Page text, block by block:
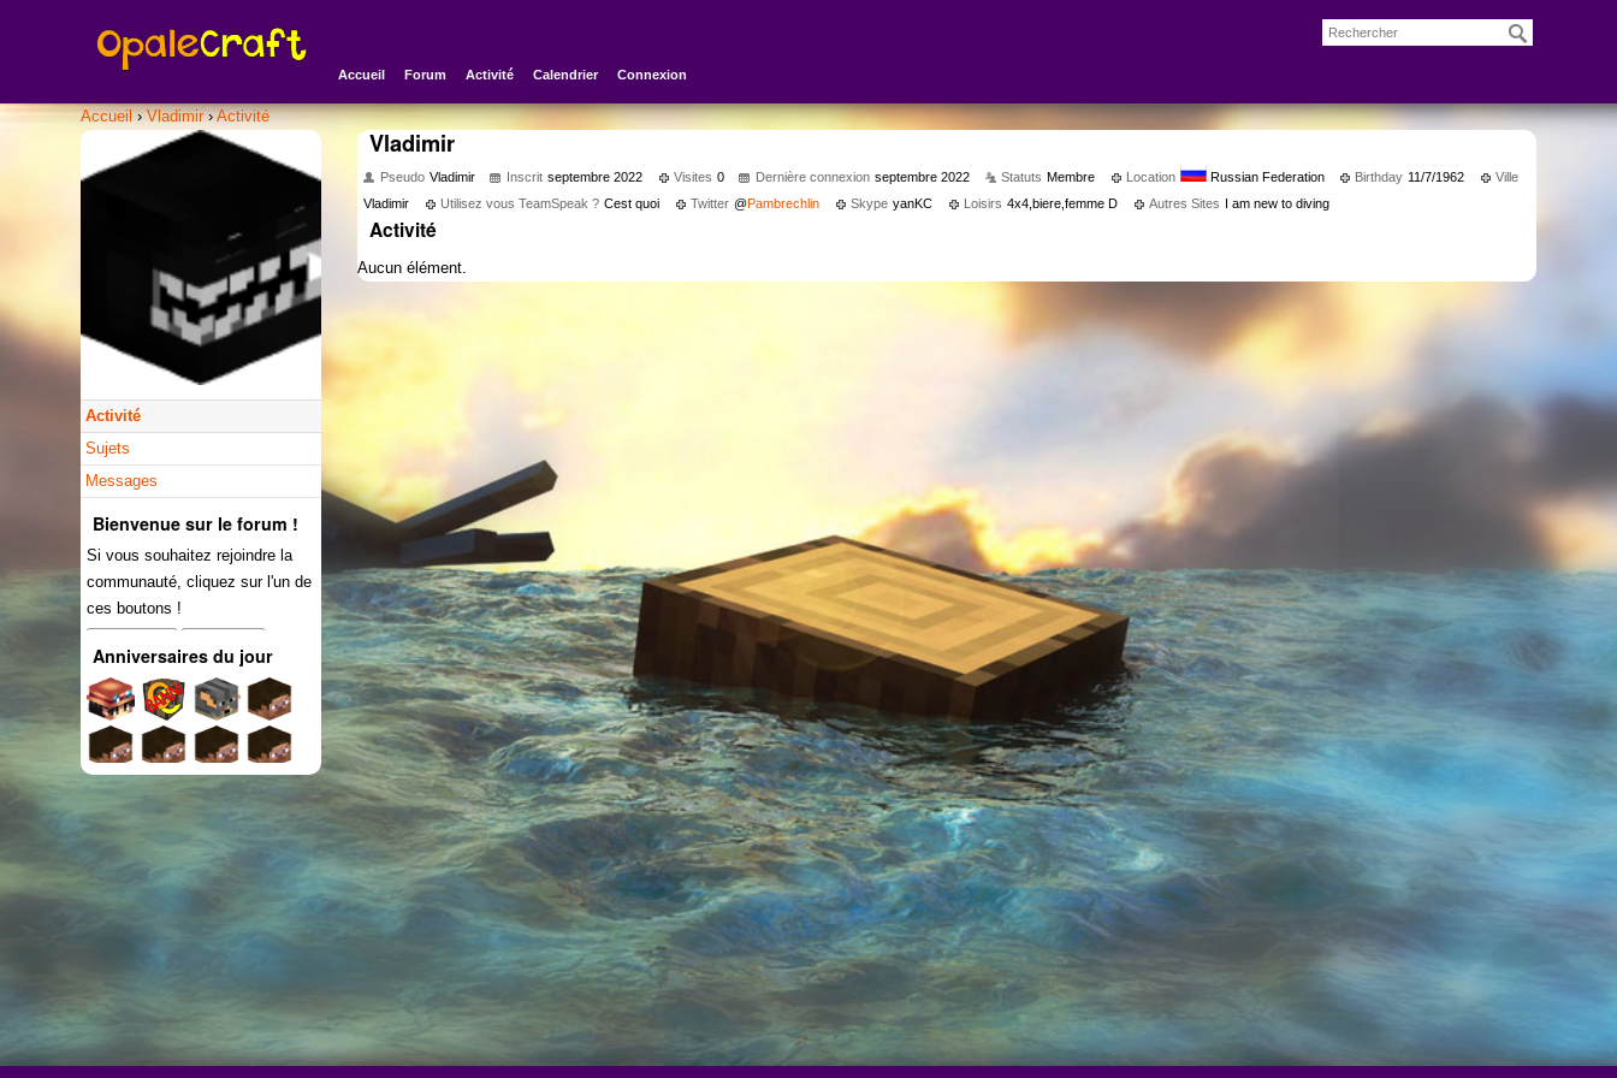
Accueil Forum Activité Calendrier Connexion
Accueil › Vladimir › Activité
Activité
Sujets
Messages
Bienvenue sur le forum !
Si vous souhaitez rejoindre la
communauté, cliquez sur l'un de
ces boutons !
Anniversaires du jour
Vladimir
Pseudo Vladimir Inscrit septembre 2022 Visites 0 Dernière connexion septembre 2022 Statuts Membre Location Russian Federation Birthday 11/7/1962
Ville
Vladimir
Utilisez vous TeamSpeak ? Cest quoi Twitter @Pambrechlin Skype yanKC Loisirs 4x4,biere,femme D Autres Sites I am new to diving
Activité
Aucun élément.